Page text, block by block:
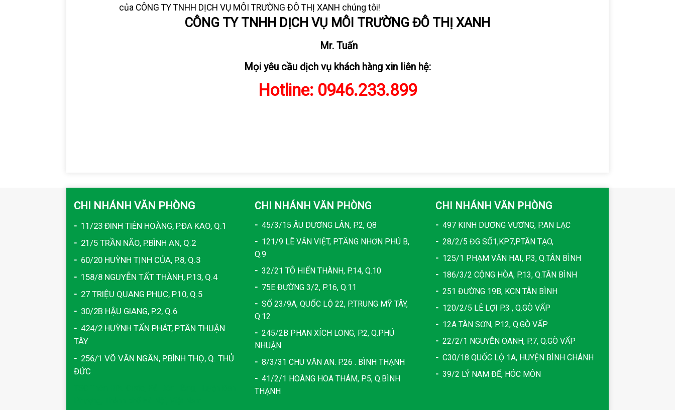
của CÔNG TY TNHH DỊCH VỤ MÔI TRƯỜNG ĐÔ THỊ XANH chúng tôi!
CÔNG TY TNHH DỊCH VỤ MÔI TRƯỜNG ĐÔ THỊ XANH
Mr. Tuấn
Mọi yêu cầu dịch vụ khách hàng xin liên hệ:
Hotline: 0946.233.899
CHI NHÁNH VĂN PHÒNG
- 11/23 ĐINH TIÊN HOÀNG, P.ĐA KAO, Q.1
- 21/5 TRẦN NÃO, P.BÌNH AN, Q.2
- 60/20 HUỲNH TỊNH CỦA, P.8, Q.3
- 158/8 NGUYỄN TẤT THÀNH, P.13, Q.4
- 27 TRIỆU QUANG PHỤC, P.10, Q.5
- 30/2B HẬU GIANG, P.2, Q.6
- 424/2 HUỲNH TẤN PHÁT, P.TÂN THUẬN
TÂY
- 256/1 VÕ VĂN NGÂN, P.BÌNH THỌ, Q. THỦ
ĐỨC
CHI NHÁNH VĂN PHÒNG
- 45/3/15 ÂU DƯƠNG LÂN, P.2, Q8
- 121/9 LÊ VĂN VIỆT, P.TĂNG NHƠN PHÚ B,
Q.9
- 32/21 TÔ HIẾN THÀNH, P.14, Q.10
- 75E ĐƯỜNG 3/2, P.16, Q.11
- SỐ 23/9A, QUỐC LỘ 22, P.TRUNG MỸ TÂY,
Q.12
- 245/2B PHAN XÍCH LONG, P.2, Q.PHÚ
NHUẬN
- 8/3/31 CHU VĂN AN. P.26 . BÌNH THẠNH
- 41/2/1 HOÀNG HOA THÁM, P.5, Q.BÌNH
THẠNH
CHI NHÁNH VĂN PHÒNG
- 497 KINH DƯƠNG VƯƠNG, P.AN LẠC
- 28/2/5 ĐG SỐ1,KP7,P.TÂN TẠO,
- 125/1 PHẠM VĂN HAI, P.3, Q.TÂN BÌNH
- 186/3/2 CỘNG HÒA, P.13, Q.TÂN BÌNH
- 251 ĐƯỜNG 19B, KCN TÂN BÌNH
- 120/2/5 LÊ LỢI P.3 , Q.GÒ VẤP
- 12A TÂN SƠN, P.12, Q.GÒ VẤP
- 22/2/1 NGUYỄN OANH, P.7, Q.GÒ VẤP
- C30/18 QUỐC LỘ 1A, HUYỆN BÌNH CHÁNH
- 39/2 LÝ NAM ĐẾ, HÓC MÔN